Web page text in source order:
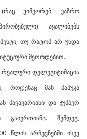
ვიმეორებ, უაზრო
აყალიბებს
თუ რატომ არ უნდა
მეთოდებით.
დელეგიტიმაცია
როდესაცმან მამუკა
მაჭავარიანი და ჯუმბერ
შემდეგ,
წლის არჩევნებში ისევ